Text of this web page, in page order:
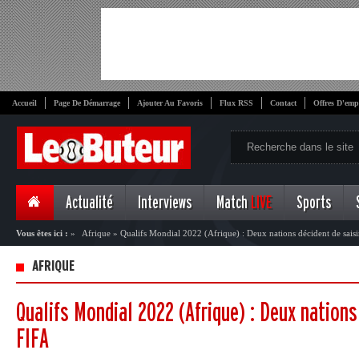
Accueil Page De Démarrage Ajouter Au Favoris Flux RSS Contact Offres
Actualité Interviews Match LIVE Sports
Vous êtes ici : » Afrique » Qualifs Mondial 2022 (Afrique) : Deux nations décident de
AFRIQUE
Qualifs Mondial 2022 (Afrique) : Deux
FIFA